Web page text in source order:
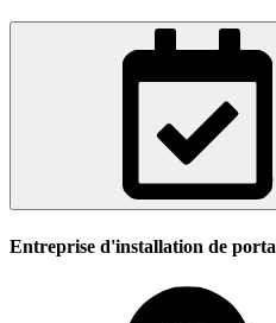
Entreprise d'installation de